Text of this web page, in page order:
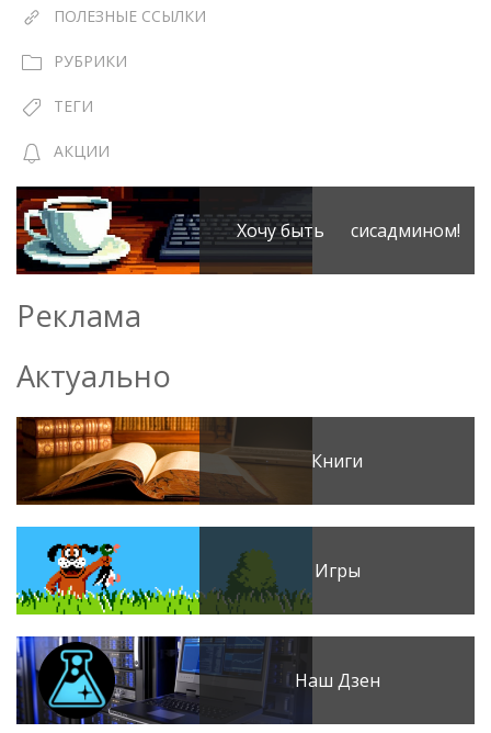
ПОЛЕЗНЫЕ ССЫЛКИ
РУБРИКИ
ТЕГИ
АКЦИИ
Хочу быть сисадмином!
Реклама
Актуально
Книги
Игры
Наш Дзен